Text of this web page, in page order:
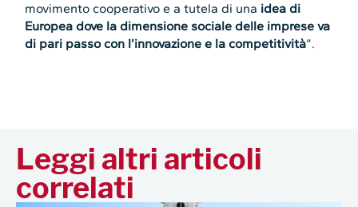
movimento cooperativo e a tutela di una idea di
Europea dove la dimensione sociale delle imprese va
di pari passo con l’innovazione e la competitività”.
Leggi altri articoli
correlati